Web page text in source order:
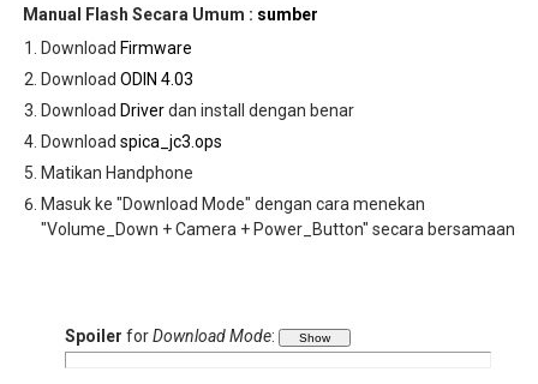
Manual Flash Secara Umum : sumber
Download Firmware
Download ODIN 4.03
Download Driverdan install dengan benar
Download spica_jc3.ops
Matikan Handphone
Masuk ke "Download Mode" dengan cara menekan
"Volume_Down + Camera + Power_Button" secara bersamaan
Spoiler forDownload Mode: